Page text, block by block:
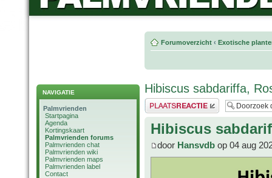
NAVIGATIE
Palmvrienden
Startpagina
Agenda
Kortingskaart
Palmvrienden forums
Palmvrienden chat
Palmvrienden wiki
Palmvrienden maps
Palmvrienden label
Contact
Forumoverzicht ‹ Exotische
Hibiscus sabdariffa,
Plaats een reactie
Hibiscus
door Hansvdb op 04 aug